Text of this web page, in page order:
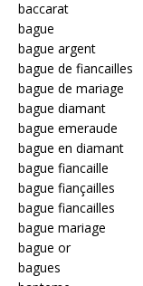
baccarat
bague
bague argent
bague de fiancailles
bague de mariage
bague diamant
bague emeraude
bague en diamant
bague fiancaille
bague fiançailles
bague fiancailles
bague mariage
bague or
bagues